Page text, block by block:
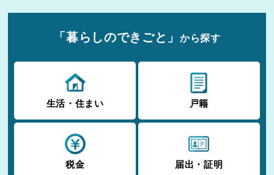
「暮らしのできごと」 から探す
生活・住まい 戸籍
税金 届出・証明